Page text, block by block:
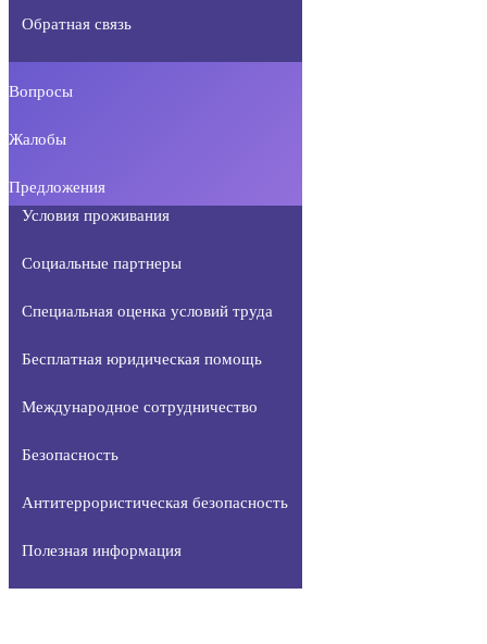
Обратная связь
Вопросы
Жалобы
Предложения
Условия проживания
Социальные партнеры
Специальная оценка условий труда
Бесплатная юридическая помощь
Международное сотрудничество
Безопасность
Антитеррористическая безопасность
Полезная информация